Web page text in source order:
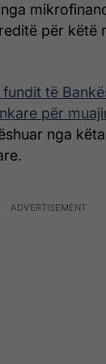
për këtë
të
për
nga